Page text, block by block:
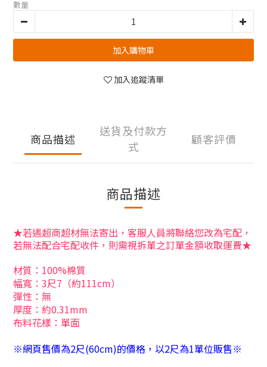
數量
加入購物車
加入追蹤清單
商品描述
送貨及付款方
式
顧客評價
商品描述
★若遇超商超材無法寄出，客服人員將聯絡您改為宅配，
若無法配合宅配收件，則需視拆單之訂單金額收取運費★
材質：100%棉質
幅寬：3尺7（約111cm）
彈性：無
厚度：約0.31mm
布料花樣：單面
※網頁售價為2尺(60cm)的價格，以2尺為1單位販售※